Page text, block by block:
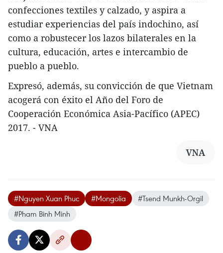
confecciones textiles y calzado, y aspira a
estudiar experiencias del país indochino, así
como a robustecer los lazos bilaterales en la
cultura, educación, artes e intercambio de
pueblo a pueblo.
Expresó, además, su convicción de que Vietnam
acogerá con éxito el Año del Foro de
Cooperación Económica Asia-Pacífico (APEC)
2017. - VNA
VNA
#Nguyen Xuan Phuc #Mongolia
#Tsend Munkh-Orgil
#Pham Binh Minh